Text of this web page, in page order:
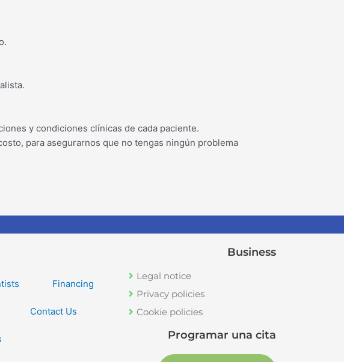
y condiciones clínicas de cada paciente.
para asegurarnos que no tengas ningún problema
Financing
Contact Us
Business
Legal notice
Privacy policies
Cookie policies
Programar una cita